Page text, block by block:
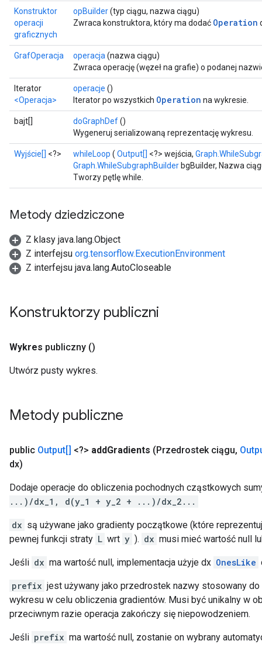
Konstruktor
operacji
graficznych
opBuilder(typ ciągu, nazwa ciągu)
Zwraca konstruktora, który ma dodać Operation
GrafOperacja operacja (nazwa ciągu)
Zwraca operację (węzeł na grafie) o podanej
Iterator
<Operacja>
operacje ()
Iterator po wszystkich Operation na wykresie.
bajt[] doGraphDef()
Wygeneruj serializowaną reprezentację wykresu.
Wyjście[] <?> whileLoop ( Output[] <?> wejścia,
Graph.WhileSubgraphBuilder bgBuilder, Nazwa
Tworzy pętlę while.
Metody dziedziczone
Z klasy java.lang.Object
Z interfejsu org.tensorflow.ExecutionEnvironment
Z interfejsu java.lang.AutoCloseable
Konstruktorzy publiczni
Wykres publiczny ()
Utwórz pusty wykres.
Metody publiczne
public Output[] <?> addGradients (Przedrostek ciągu,
dx)
Dodaje operacje do obliczenia pochodnych cząstkowych
...)/dx_1, d(y_1 + y_2 + ...)/dx_2...
dx są używane jako gradienty początkowe (które
pewnej funkcji straty L wrt y ). dx musi mieć wartość null
Jeśli dx ma wartość null, implementacja użyje dx OnesLike
prefix jest używany jako przedrostek nazwy stosowany
wykresu w celu obliczenia gradientów. Musi być unikalny w
przeciwnym razie operacja zakończy się niepowodzeniem.
Jeśli prefix ma wartość null, zostanie on wybrany